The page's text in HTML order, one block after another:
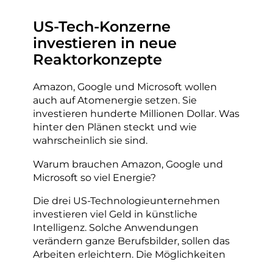
US-Tech-Konzerne
investieren in neue
Reaktorkonzepte
Amazon, Google und Microsoft wollen
auch auf Atomenergie setzen. Sie
investieren hunderte Millionen Dollar. Was
hinter den Plänen steckt und wie
wahrscheinlich sie sind.
Warum brauchen Amazon, Google und
Microsoft so viel Energie?
Die drei US-Technologieunternehmen
investieren viel Geld in künstliche
Intelligenz. Solche Anwendungen
verändern ganze Berufsbilder, sollen das
Arbeiten erleichtern. Die Möglichkeiten